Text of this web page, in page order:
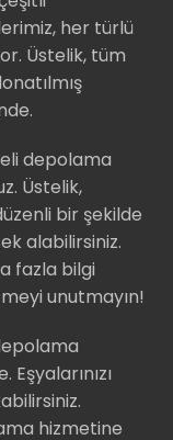
her türlü
Üstelik, tüm
depolama
Üstelik,
bir şekilde
alabilirsiniz.
fazla bilgi
unutmayın!
hizmetine